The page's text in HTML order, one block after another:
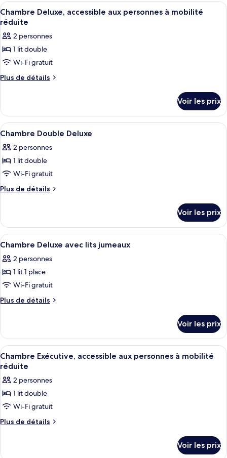
Afficher
toutes
les
photos
pour
ce
type
Chambre
Deluxe,
accessible
aux
personnes
à
mobilité
réduite
Un plateau avec une bouilloire, des
3
Chambre Deluxe, accessible aux personnes à mobilité
réduite
2 personnes
1 lit double
Wi-Fi gratuit
Plus de détails
Plus
le
type
de
Chambre
Deluxe,
aux
personnes
à
Voir les prix
Afficher
toutes
les
photos
pour
ce
chambre :
Chambre
Double
Deluxe
Une chambre d’hôtel moderne
7
Chambre Double Deluxe
2 personnes
1 lit double
Wi-Fi gratuit
Plus de détails
Plus
le
type
de
Chambre
Double
Voir les prix
Afficher
toutes
les
photos
pour
ce
chambre :
Chambre
Deluxe
avec
lits
jumeaux
Une salle de bain moderne avec
7
Chambre Deluxe avec lits jumeaux
2 personnes
1 lit 1 place
Wi-Fi gratuit
Plus de détails
Plus
le
type
de
chambre
Deluxe
avec
jumeaux
Voir les prix
Afficher
toutes
les
photos
pour
ce
type
Chambre
Un plateau avec une bouilloire, des
4
Chambre Exécutive, accessible aux personnes à mobilité
réduite
2 personnes
1 lit double
Wi-Fi gratuit
Plus de détails
Plus
Voir les prix